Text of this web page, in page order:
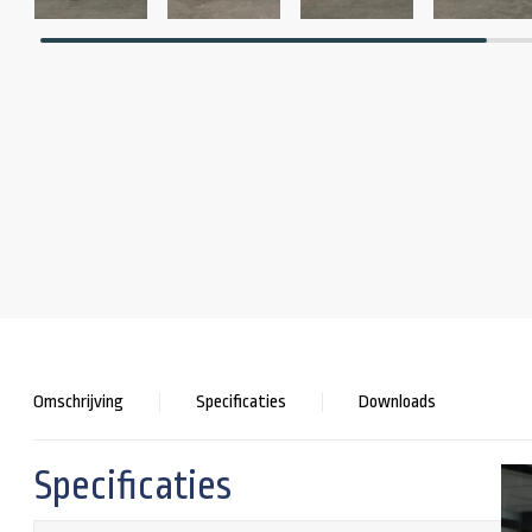
Omschrijving Specificaties Downloads
Specificaties